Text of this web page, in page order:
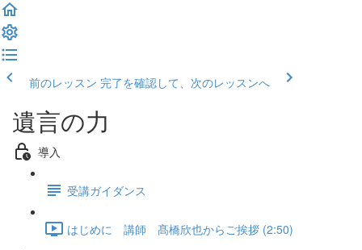
前のレッスン 完了を確認して、次のレッスンへ
遺言の力
導入
受講ガイダンス
はじめに 講師 髙橋欣也からご挨拶 (2:50)